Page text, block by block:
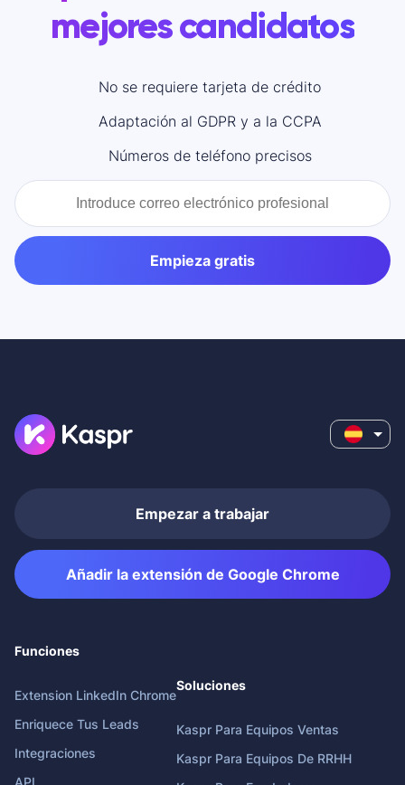
mejores candidatos
No se requiere tarjeta de crédito
Adaptación al GDPR y a la CCPA
Números de teléfono precisos
Empieza gratis
Empezar a trabajar
Añadir la extensión de Google Chrome
Funciones
Extension LinkedIn Chrome
Enriquece Tus Leads
Integraciones
API
Soluciones
Kaspr Para Equipos Ventas
Kaspr Para Equipos De RRHH